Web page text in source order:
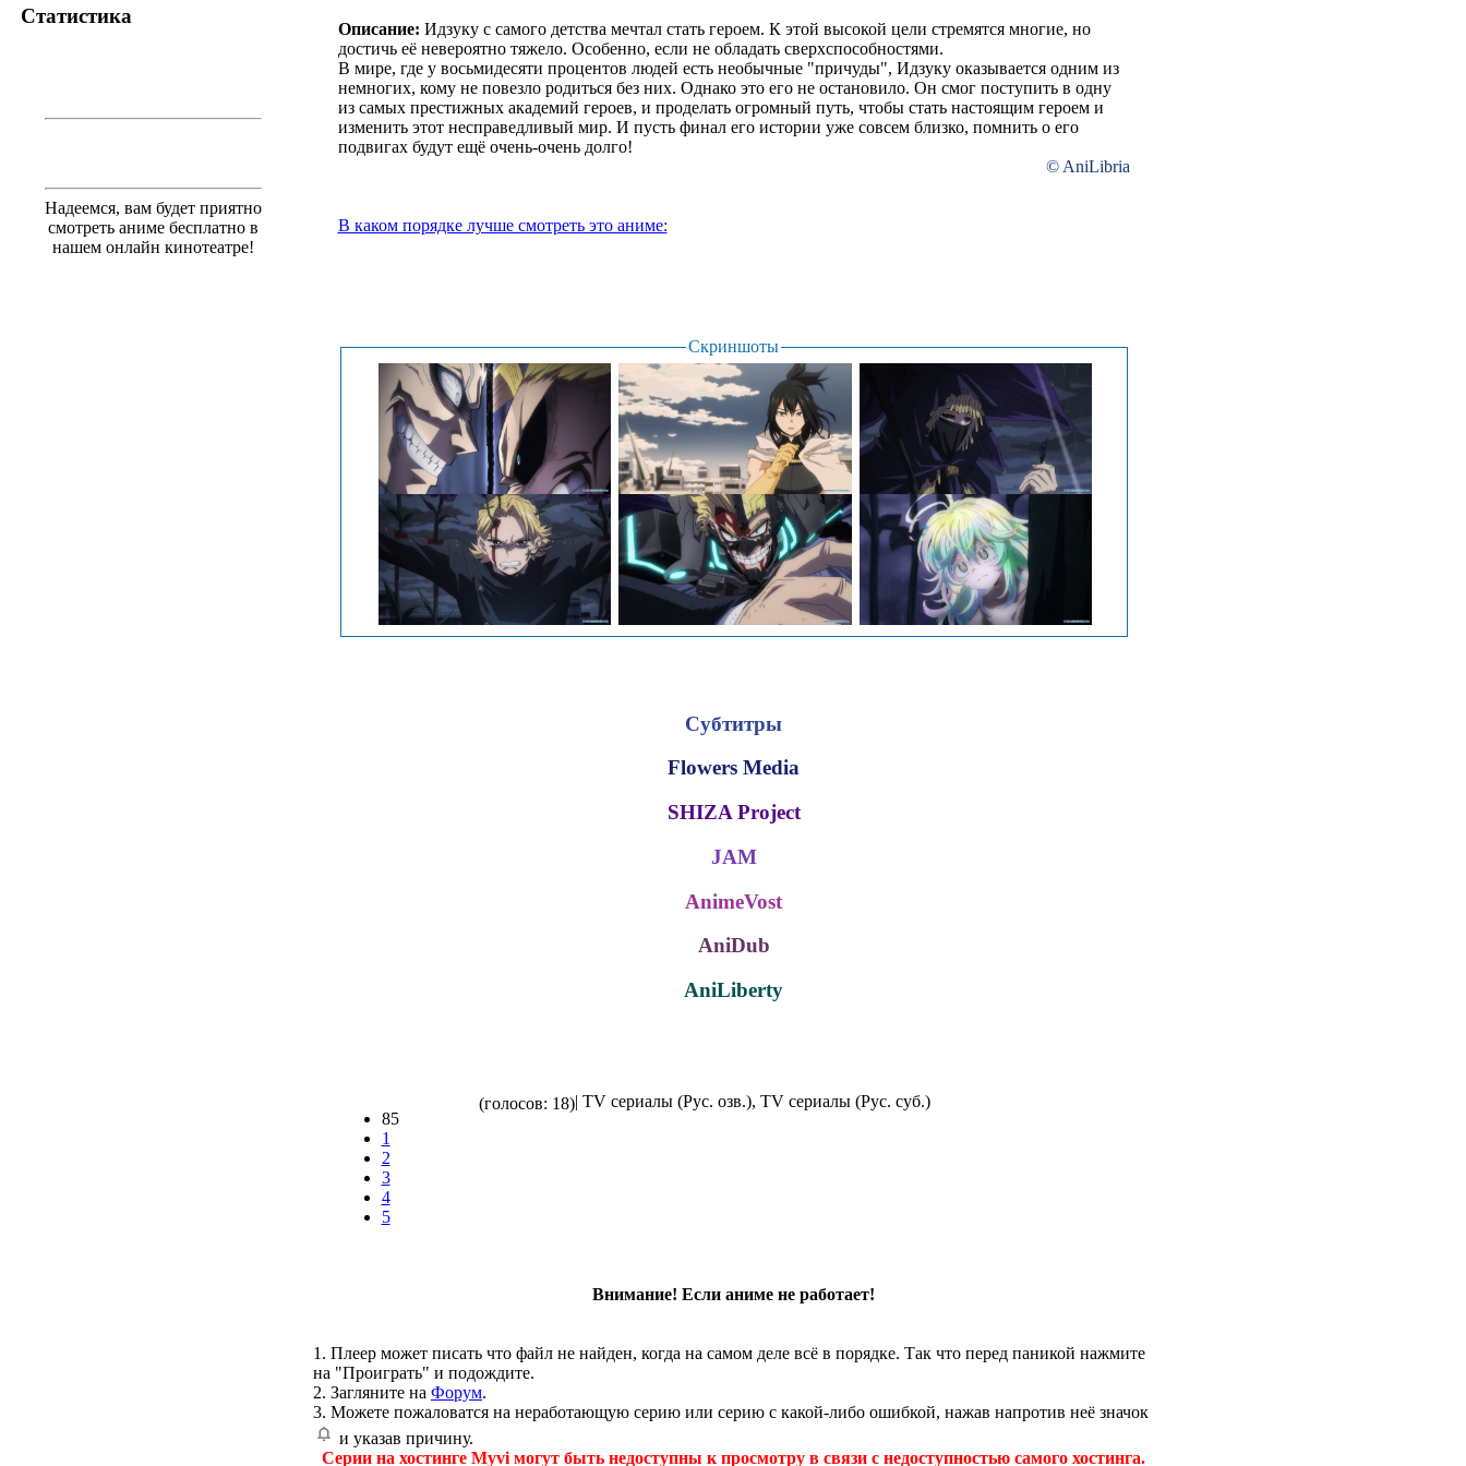
Статистика
Надеемся, вам будет приятно
смотреть аниме бесплатно в
нашем онлайн кинотеатре!
Описание: Идзуку с самого детства мечтал стать героем. К этой высокой цели стремятся многие, но
достичь её невероятно тяжело. Особенно, если не обладать сверхспособностями.
В мире, где у восьмидесяти процентов людей есть необычные "причуды", Идзуку оказывается одним из
немногих, кому не повезло родиться без них. Однако это его не остановило. Он смог поступить в одну
из самых престижных академий героев, и проделать огромный путь, чтобы стать настоящим героем и
изменить этот несправедливый мир. И пусть финал его истории уже совсем близко, помнить о его
подвигах будут ещё очень-очень долго!
© AniLibria
В каком порядке лучше смотреть это аниме:
Скриншоты
Субтитры
Flowers Media
SHIZA Project
JAM
AnimeVost
AniDub
AniLiberty
85
1
2
3
4
5
(голосов: 18)| TV сериалы (Рус. озв.), TV сериалы (Рус. суб.)
Внимание! Если аниме не работает!
1. Плеер может писать что файл не найден, когда на самом деле всё в порядке. Так что перед паникой нажмите
на "Проиграть" и подождите.
2. Загляните на Форум.
3. Можете пожаловатся на неработающую серию или серию с какой-либо ошибкой, нажав напротив неё значок
и указав причину.
Серии на хостинге Myvi могут быть недоступны к просмотру в связи с недоступностью самого хостинга.